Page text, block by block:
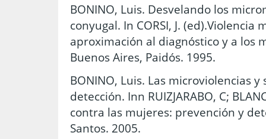
BONINO, Luis. Desvelando los
conyugal. In CORSI, J.
aproximación al diagnóstico y a los
Buenos Aires, Paidós. 1995.
BONINO, Luis. Las microviolencias
detección. Inn RUIZJARABO, C;
contra las mujeres: prevención y
Santos. 2005.